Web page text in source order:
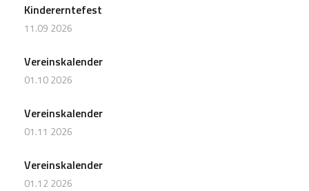
Kindererntefest
11.09 2026
Vereinskalender
01.10 2026
Vereinskalender
01.11 2026
Vereinskalender
01.12 2026